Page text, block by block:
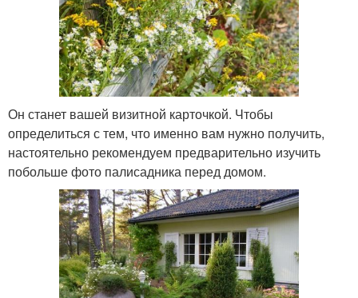
Он станет вашей визитной карточкой. Чтобы
определиться с тем, что именно вам нужно получить,
настоятельно рекомендуем предварительно изучить
побольше фото палисадника перед домом.